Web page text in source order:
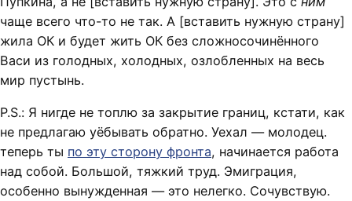
чаще всего что-то не так. А [вставить нужную страну]
жила ОК и будет жить ОК без сложносочинённого
Васи из голодных, холодных, озлобленных на весь
мир пустынь.
P.S.: Я нигде не топлю за закрытие границ, кстати, как
не предлагаю уёбывать обратно. Уехал — молодец.
теперь ты по эту сторону фронта, начинается работа
над собой. Большой, тяжкий труд. Эмиграция,
особенно вынужденная — это нелегко. Сочувствую.